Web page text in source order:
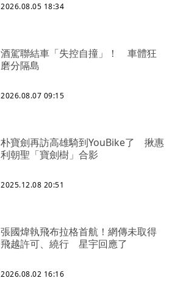
2026.08.05 18:34
酒駕聯結車「失控自撞」！ 車體狂
磨分隔島
2026.08.07 09:15
朴寶劍再訪高雄騎到YouBike了 揪惠
利朝聖「寶劍樹」合影
2025.12.08 20:51
張國煒執飛布拉格首航！網傳未取得
飛越許可、繞行 星宇回應了
2026.08.02 16:16